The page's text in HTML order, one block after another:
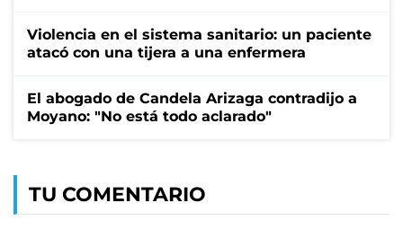
Violencia en el sistema sanitario: un paciente
atacó con una tijera a una enfermera
El abogado de Candela Arizaga contradijo a
Moyano: "No está todo aclarado"
TU COMENTARIO